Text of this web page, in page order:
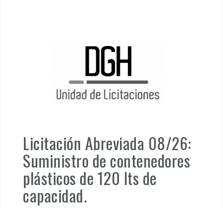
Licitación Abreviada 08/26:
Suministro de contenedores
plásticos de 120 lts de
capacidad.